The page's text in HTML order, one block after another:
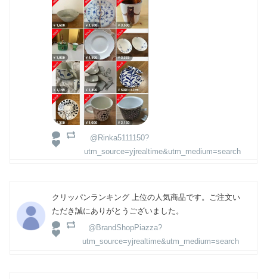
@Rinka5111150?
utm_source=yjrealtime&utm_medium=search
クリッパンランキング 上位の人気商品です。ご注文い
ただき誠にありがとうございました。
@BrandShopPiazza?
utm_source=yjrealtime&utm_medium=search